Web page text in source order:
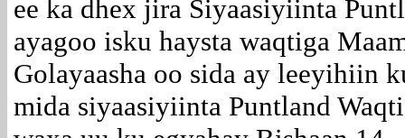
ee ka dhex jira Siyaasiyiinta
ayagoo isku haysta waqtiga
Golayaasha oo sida ay leeyihiin
mida siyaasiyiinta Puntland